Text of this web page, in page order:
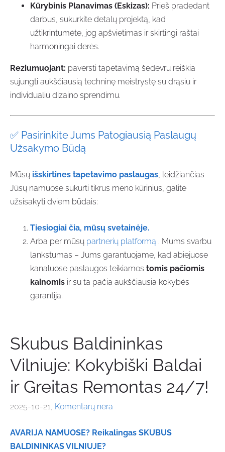
Kūrybinis Planavimas (Eskizas): Prieš pradedant
darbus, sukurkite detalų projektą, kad
užtikrintumėte, jog apšvietimas ir skirtingi raštai
harmoningai derės.
Reziumuojant: paversti tapetavimą šedevru reiškia
sujungti aukščiausią techninę meistrystę su drąsiu ir
individualiu dizaino sprendimu.
✅ Pasirinkite Jums Patogiausią Paslaugų
Užsakymo Būdą
Mūsų išskirtines tapetavimo paslaugas , leidžiančias
Jūsų namuose sukurti tikrus meno kūrinius, galite
užsisakyti dviem būdais:
Tiesiogiai čia, mūsų svetainėje.
Arba per mūsų partnerių platformą . Mums svarbu
lankstumas – Jums garantuojame, kad abiejuose
kanaluose paslaugos teikiamos tomis pačiomis
kainomis ir su ta pačia aukščiausia kokybės
garantija.
Skubus Baldininkas
Vilniuje: Kokybiški Baldai
ir Greitas Remontas 24/7!
2025-10-21, Komentarų nėra
AVARIJA NAMUOSE? Reikalingas SKUBUS
BALDININKAS VILNIUJE?